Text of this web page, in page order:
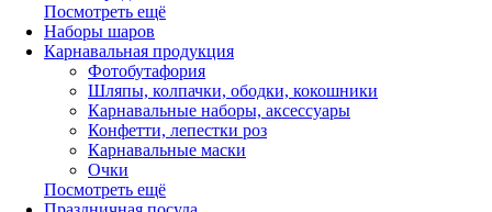
Посмотреть ещё
Наборы шаров
Карнавальная продукция
Фотобутафория
Шляпы, колпачки, ободки, кокошники
Карнавальные наборы, аксессуары
Конфетти, лепестки роз
Карнавальные маски
Очки
Посмотреть ещё